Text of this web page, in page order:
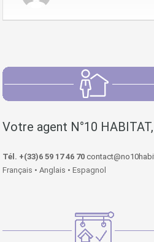
Votre agent N°10
Tél. +(33)6 59 17 46 70
Français • Anglais • Espagnol